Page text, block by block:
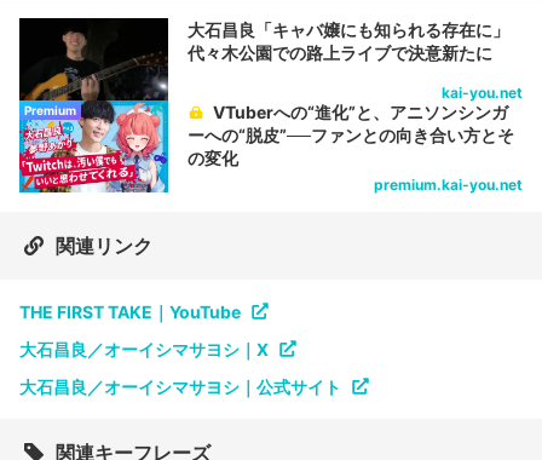
大石昌良「キャバ嬢にも知られる存在に」
代々木公園での路上ライブで決意新たに
kai-you.net
Premium
VTuberへの“進化”と、アニソンシンガ
ーへの“脱皮”──ファンとの向き合い方とそ
の変化
premium.kai-you.net
関連リンク
THE FIRST TAKE｜YouTube
大石昌良／オーイシマサヨシ｜X
大石昌良／オーイシマサヨシ｜公式サイト
関連キーフレーズ